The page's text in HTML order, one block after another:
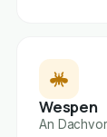
Wespen
An